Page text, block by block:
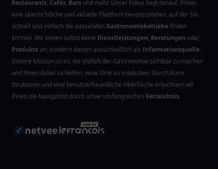
Restaurants, Cafés, Bars und mehr. Unser Fokus liegt darauf, Ihnen
eine übersichtliche und aktuelle Plattform bereitzustellen, auf der Sie
schnell und einfach die passenden Gastronomiebetriebefinden
können. Wir bieten selbst keine Dienstleistungen, Beratungen oder
Produkte an, sondern dienen ausschließlich als Informationsquelle.
Unsere Mission ist es, die Vielfalt der Gastronomie sichtbar zu machen
und Ihnen dabei zu helfen, neue Orte zu entdecken. Durch klare
Strukturen und eine benutzerfreundliche Oberfläche erleichtern wir
Ihnen die Navigation durch unser umfangreiches Verzeichnis.